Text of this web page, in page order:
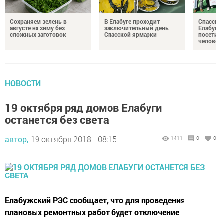
Сохраняем зелень в
августе на зиму без
сложных заготовок
В Елабуге проходит
заключительный день
Спасской ярмарки
человек
НОВОСТИ
19 октября ряд домов Елабуги
останется без света
автор, 19 октября 2018 - 08:15 1411 0 0
Елабужский РЭС сообщает, что для проведения
плановых ремонтных работ будет отключение